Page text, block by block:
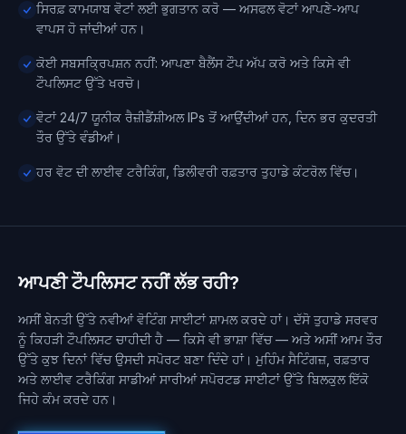
ਸਿਰਫ਼ ਕਾਮਯਾਬ ਵੋਟਾਂ ਲਈ ਭੁਗਤਾਨ ਕਰੋ — ਅਸਫਲ ਵੋਟਾਂ ਆਪਣੇ-ਆਪ
ਵਾਪਸ ਹੋ ਜਾਂਦੀਆਂ ਹਨ।
ਕੋਈ ਸਬਸਕ੍ਰਿਪਸ਼ਨ ਨਹੀਂ: ਆਪਣਾ ਬੈਲੈਂਸ ਟੌਪ ਅੱਪ ਕਰੋ ਅਤੇ ਕਿਸੇ ਵੀ
ਟੌਪਲਿਸਟ ਉੱਤੇ ਖਰਚੋ।
ਵੋਟਾਂ 24/7 ਯੂਨੀਕ ਰੈਜ਼ੀਡੈਂਸ਼ੀਅਲ IPs ਤੋਂ ਆਉਂਦੀਆਂ ਹਨ, ਦਿਨ ਭਰ ਕੁਦਰਤੀ
ਤੌਰ ਉੱਤੇ ਵੰਡੀਆਂ।
ਹਰ ਵੋਟ ਦੀ ਲਾਈਵ ਟਰੈਕਿੰਗ, ਡਿਲੀਵਰੀ ਰਫ਼ਤਾਰ ਤੁਹਾਡੇ ਕੰਟਰੋਲ ਵਿੱਚ।
ਆਪਣੀ ਟੌਪਲਿਸਟ ਨਹੀਂ ਲੱਭ ਰਹੀ?
ਅਸੀਂ ਬੇਨਤੀ ਉੱਤੇ ਨਵੀਆਂ ਵੋਟਿੰਗ ਸਾਈਟਾਂ ਸ਼ਾਮਲ ਕਰਦੇ ਹਾਂ। ਦੱਸੋ ਤੁਹਾਡੇ ਸਰਵਰ
ਨੂੰ ਕਿਹੜੀ ਟੌਪਲਿਸਟ ਚਾਹੀਦੀ ਹੈ — ਕਿਸੇ ਵੀ ਭਾਸ਼ਾ ਵਿੱਚ — ਅਤੇ ਅਸੀਂ ਆਮ ਤੌਰ
ਉੱਤੇ ਕੁਝ ਦਿਨਾਂ ਵਿੱਚ ਉਸਦੀ ਸਪੋਰਟ ਬਣਾ ਦਿੰਦੇ ਹਾਂ। ਮੁਹਿੰਮ ਸੈਟਿੰਗਜ਼, ਰਫ਼ਤਾਰ
ਅਤੇ ਲਾਈਵ ਟਰੈਕਿੰਗ ਸਾਡੀਆਂ ਸਾਰੀਆਂ ਸਪੋਰਟਡ ਸਾਈਟਾਂ ਉੱਤੇ ਬਿਲਕੁਲ ਇੱਕੋ
ਜਿਹੇ ਕੰਮ ਕਰਦੇ ਹਨ।